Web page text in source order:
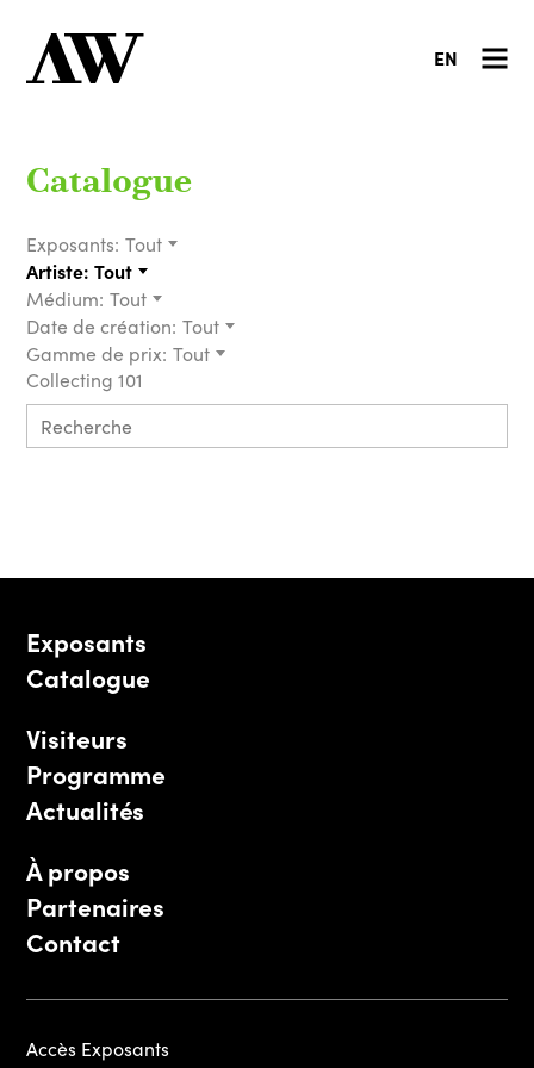
EN
Catalogue
Exposants: Tout
Artiste: Tout
Médium: Tout
Date de création: Tout
Gamme de prix: Tout
Collecting 101
Exposants
Catalogue
Visiteurs
Programme
Actualités
À propos
Partenaires
Contact
Accès Exposants